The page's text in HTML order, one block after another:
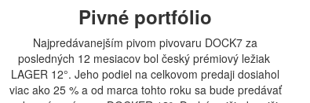
Pivné portfólio
Najpredávanejším pivom pivovaru DOCK7 za
posledných 12 mesiacov bol český prémiový ležiak
LAGER 12°. Jeho podiel na celkovom predaji dosiahol
viac ako 25 % a od marca tohto roku sa bude predávať